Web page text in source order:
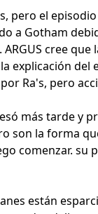
pero el
a Gotham
cree
explicación
Ra's, pero
más tarde y
son la forma
comenzar.
están